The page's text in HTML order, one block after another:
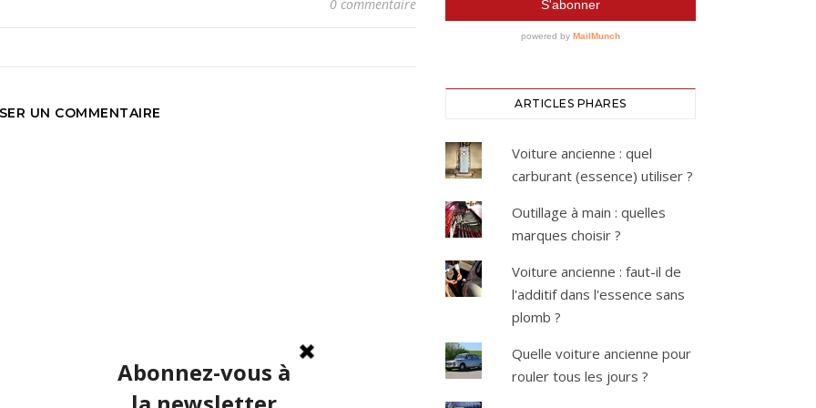
0 commentaire
UN COMMENTAIRE
ARTICLES PHARES
Voiture ancienne : quel
carburant (essence) utiliser ?
Outillage à main : quelles
marques choisir ?
Voiture ancienne : faut-il de
l'additif dans l'essence sans
plomb ?
Quelle voiture ancienne pour
rouler tous les jours ?